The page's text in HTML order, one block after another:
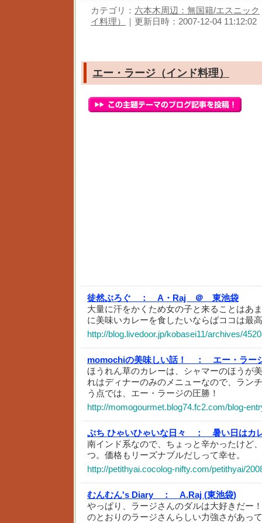
カテゴリ： 六本木周辺：無国籍/エスニック
イ料理）
｜更新日時：2007-12-04 11:12:02
エー・ラージ（インド料理）
徒然ぶろぐ ：
A・Raj ＠ 東池袋
大量に汗をかくため女の子と来ることはあ
に美味いカレーを食したいならばココは最
http://blog.livedoor.jp/kobasei11/archives/
momochiの美味しい話！ ：
エー・ラー
ほうれん草のカレーは、シャマーのほうが
れはディナーのみのメニューなので、ラン
う点では、エー・ラージの圧勝！
http://momogourmet.blog74.fc2.com/blog-
ぷち ひゃいひゃいな日々 ：
暑い日はカ
南インド系なので、ちょっと辛かったけど
つ。価格もリーズナブルだしって幸せ。
http://petithyai.cocolog-nifty.com/petithyai/
むんむん's Diary ：
A.Raj (東池袋)
やっぱり、ラージさんのダルは大好きだー
のとおりのラージさんらしい力強さがあっ